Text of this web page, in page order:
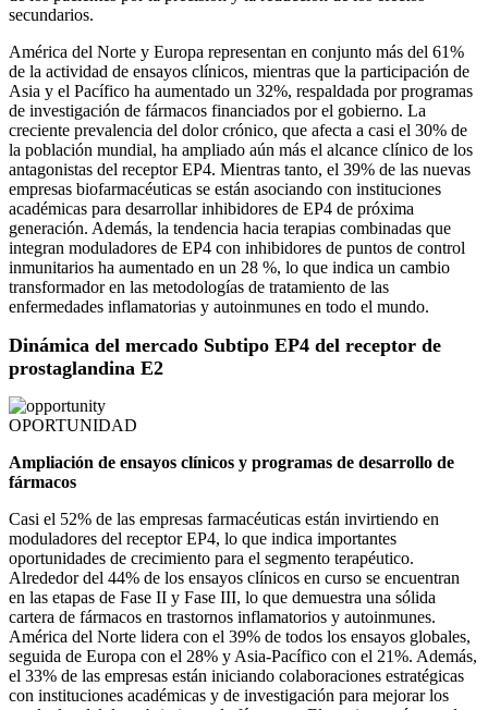
secundarios.
América del Norte y Europa representan en conjunto más del 61%
de la actividad de ensayos clínicos, mientras que la participación de
Asia y el Pacífico ha aumentado un 32%, respaldada por programas
de investigación de fármacos financiados por el gobierno. La
creciente prevalencia del dolor crónico, que afecta a casi el 30% de
la población mundial, ha ampliado aún más el alcance clínico de los
antagonistas del receptor EP4. Mientras tanto, el 39% de las nuevas
empresas biofarmacéuticas se están asociando con instituciones
académicas para desarrollar inhibidores de EP4 de próxima
generación. Además, la tendencia hacia terapias combinadas que
integran moduladores de EP4 con inhibidores de puntos de control
inmunitarios ha aumentado en un 28 %, lo que indica un cambio
transformador en las metodologías de tratamiento de las
enfermedades inflamatorias y autoinmunes en todo el mundo.
Dinámica del mercado Subtipo EP4 del receptor de
prostaglandina E2
OPORTUNIDAD
Ampliación de ensayos clínicos y programas de desarrollo de
fármacos
Casi el 52% de las empresas farmacéuticas están invirtiendo en
moduladores del receptor EP4, lo que indica importantes
oportunidades de crecimiento para el segmento terapéutico.
Alrededor del 44% de los ensayos clínicos en curso se encuentran
en las etapas de Fase II y Fase III, lo que demuestra una sólida
cartera de fármacos en trastornos inflamatorios y autoinmunes.
América del Norte lidera con el 39% de todos los ensayos globales,
seguida de Europa con el 28% y Asia-Pacífico con el 21%. Además,
el 33% de las empresas están iniciando colaboraciones estratégicas
con instituciones académicas y de investigación para mejorar los